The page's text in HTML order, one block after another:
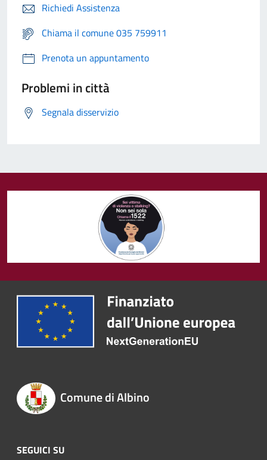
Richiedi Assistenza
Chiama il comune 035 759911
Prenota un appuntamento
Problemi in città
Segnala disservizio
Comune di Albino
SEGUICI SU